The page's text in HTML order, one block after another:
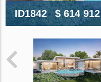
ID1842 $ 614 912